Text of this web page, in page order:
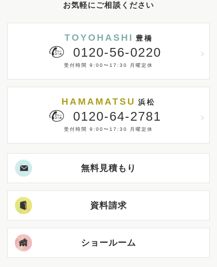
お気軽にご相談ください
TOYOHASHI 豊橋
0120-56-0220
受付時間 9:00〜17:30 月曜定休
HAMAMATSU 浜松
0120-64-2781
受付時間 9:00〜17:30 月曜定休
無料見積もり
資料請求
ショールーム